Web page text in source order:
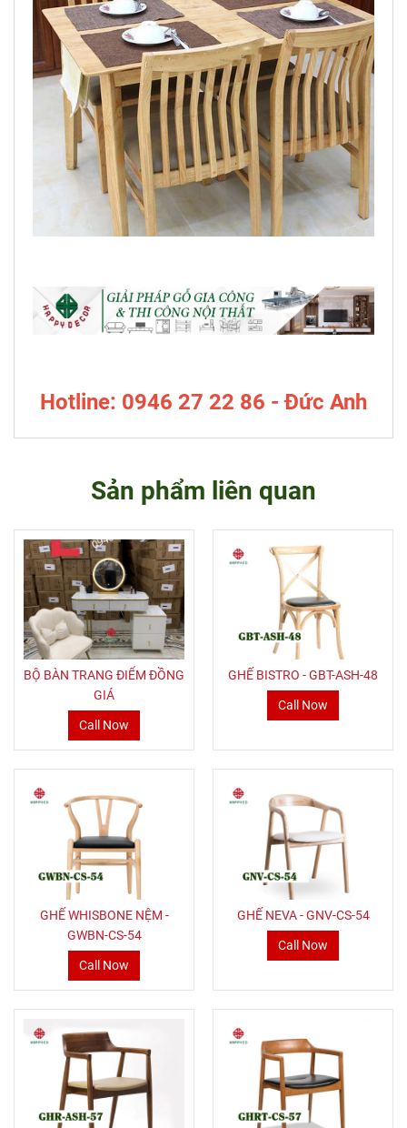
Hotline: 0946 27 22 86 - Đức Anh
Sản phẩm liên quan
BỘ BÀN TRANG ĐIỂM ĐỒNG
GIÁ
Call Now
GHẾ BISTRO - GBT-ASH-48
Call Now
GHẾ WHISBONE NỆM -
GWBN-CS-54
Call Now
GHẾ NEVA - GNV-CS-54
Call Now